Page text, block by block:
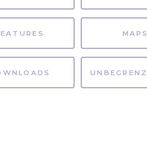
MAPS